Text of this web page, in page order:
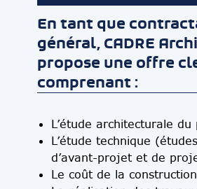
En tant que
général, CADRE
propose une offre
comprenant :
L’étude architecturale
L’étude technique
d’avant-projet et de
Le coût de la construction